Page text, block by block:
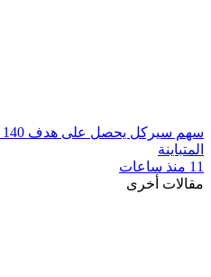
المتباينة
11 منذ ساعات
مقالات أخرى